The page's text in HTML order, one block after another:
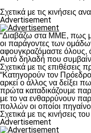
Σχετικά με τις κινήσεις
Advertisement
“Διαβάζω στα ΜΜΕ, πως
οι παράγοντες των
αφουγκραζόμαστε όλους,
Αυτό δηλαδή που
Σχετικά με τις
“Κατηγορούν τον
αρκεί ο άλλος να δείξει
πρώτα καταδικάζουμε
με το να ενθαρρύνουν
πολλών οι οποίοι
Σχετικά με τις κινήσεις
Advertisement